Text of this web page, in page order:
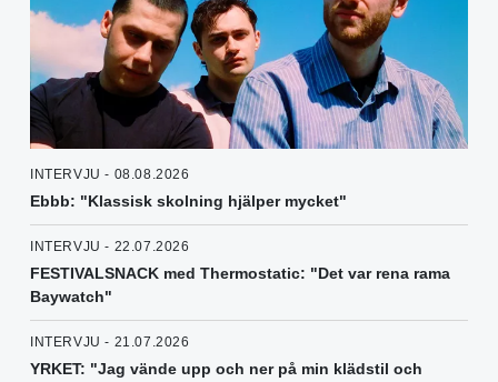
INTERVJU - 08.08.2026
Ebbb: "Klassisk skolning hjälper mycket"
INTERVJU - 22.07.2026
FESTIVALSNACK med Thermostatic: "Det var rena rama
Baywatch"
INTERVJU - 21.07.2026
YRKET: "Jag vände upp och ner på min klädstil och